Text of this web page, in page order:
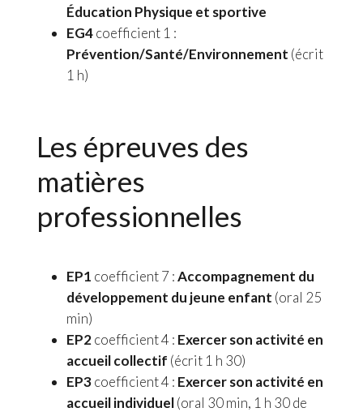
Éducation Physique et sportive
EG4coefficient 1 :
Prévention/Santé/Environnement (écrit
1 h)
Les épreuves des
matières
professionnelles
EP1 coefficient 7 :Accompagnement du
développement du jeune enfant (oral 25
min)
EP2coefficient 4 : Exercer son activité en
accueil collectif (écrit 1 h 30)
EP3coefficient 4 : Exercer son activité en
accueil individuel(oral 30 min, 1 h 30 de